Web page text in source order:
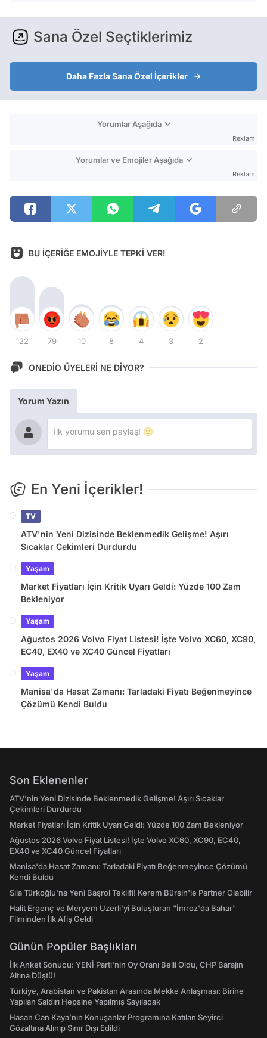
Sana Özel Seçtiklerimiz
Daha Fazla Sana Özel İçerikler
Yorumlar Aşağıda
Reklam
Yorumlar ve Emojiler Aşağıda
Reklam
BU İÇERİĞE EMOJİYLE TEPKİ VER!
122 79 10 8 4 3 2
ONEDİO ÜYELERİ NE DİYOR?
Yorum Yazın
En Yeni İçerikler!
TV
ATV'nin Yeni Dizisinde Beklenmedik Gelişme! Aşırı
Sıcaklar Çekimleri Durdurdu
Yaşam
Market Fiyatları İçin Kritik Uyarı Geldi: Yüzde 100 Zam
Bekleniyor
Yaşam
Ağustos 2026 Volvo Fiyat Listesi! İşte Volvo XC60, XC90,
EC40, EX40 ve XC40 Güncel Fiyatları
Yaşam
Manisa'da Hasat Zamanı: Tarladaki Fiyatı Beğenmeyince
Çözümü Kendi Buldu
Son Eklenenler
ATV'nin Yeni Dizisinde Beklenmedik Gelişme! Aşırı Sıcaklar
Çekimleri Durdurdu
Market Fiyatları İçin Kritik Uyarı Geldi: Yüzde 100 Zam Bekleniyor
Ağustos 2026 Volvo Fiyat Listesi! İşte Volvo XC60, XC90, EC40,
EX40 ve XC40 Güncel Fiyatları
Manisa'da Hasat Zamanı: Tarladaki Fiyatı Beğenmeyince Çözümü
Kendi Buldu
Sıla Türkoğlu'na Yeni Başrol Teklifi! Kerem Bürsin'le Partner Olabilir
Halit Ergenç ve Meryem Uzerli'yi Buluşturan "İmroz'da Bahar"
Filminden İlk Afiş Geldi
Günün Popüler Başlıkları
İlk Anket Sonucu: YENİ Parti'nin Oy Oranı Belli Oldu, CHP Barajın
Altına Düştü!
Türkiye, Arabistan ve Pakistan Arasında Mekke Anlaşması: Birine
Yapılan Saldırı Hepsine Yapılmış Sayılacak
Hasan Can Kaya’nın Konuşanlar Programına Katılan Seyirci
Gözaltına Alınıp Sınır Dışı Edildi